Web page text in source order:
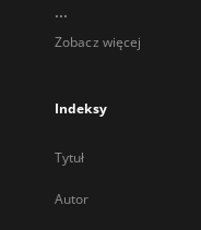
...
Zobacz więcej
Indeksy
Tytuł
Autor